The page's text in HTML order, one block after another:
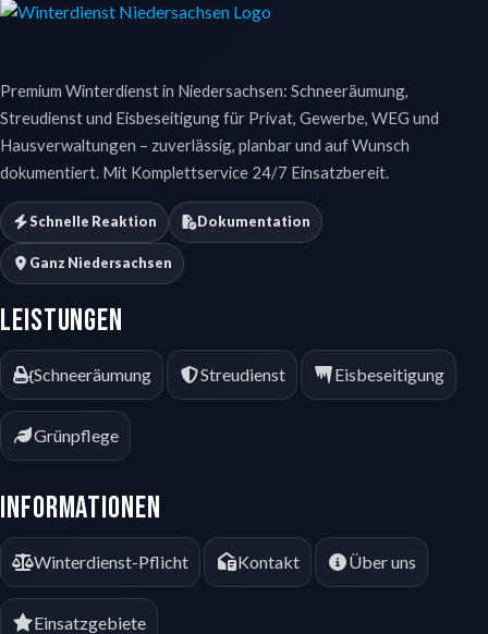
Premium Winterdienst in Niedersachsen: Schneeräumung,
Streudienst und Eisbeseitigung für Privat, Gewerbe, WEG und
Hausverwaltungen – zuverlässig, planbar und auf Wunsch
dokumentiert. Mit Komplettservice 24/7 Einsatzbereit.
Schnelle Reaktion Dokumentation
Ganz Niedersachsen
Leistungen
Schneeräumung Streudienst Eisbeseitigung
Grünpflege
Informationen
Winterdienst-Pflicht Kontakt Über uns
Einsatzgebiete